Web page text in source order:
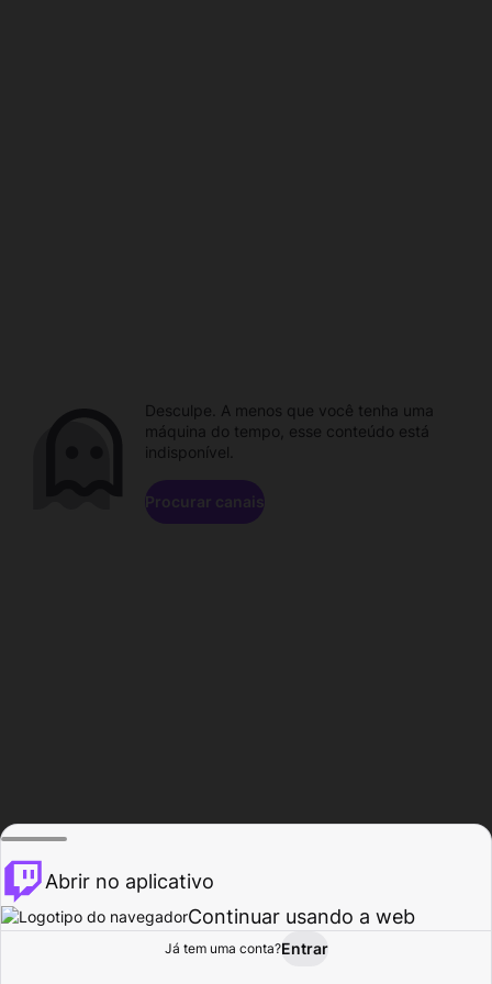
Procurar Atividade
Desculpe. A menos que você tenha uma
máquina do tempo, esse conteúdo está
indisponível.
Procurar canais
Abrir no aplicativo
Continuar usando a web
Já tem uma conta?Entrar